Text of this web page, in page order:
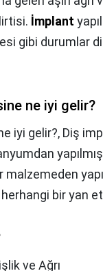
İmplant
gibi durumlar
ne iyi gelir?
iyi gelir?, Diş
bir yan
ve Ağrı